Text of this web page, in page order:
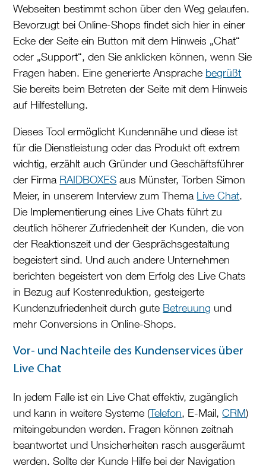
Webseiten bestimmt schon über den Weg gelaufen.
Bevorzugt bei Online-Shops findet sich hier in einer
Ecke der Seite ein Button mit dem Hinweis „Chat“
oder „Support“, den Sie anklicken können, wenn Sie
Fragen haben. Eine generierte Ansprache begrüßt
Sie bereits beim Betreten der Seite mit dem Hinweis
auf Hilfestellung.
Dieses Tool ermöglicht Kundennähe und diese ist
für die Dienstleistung oder das Produkt oft extrem
wichtig, erzählt auch Gründer und Geschäftsführer
der Firma RAIDBOXES aus Münster, Torben Simon
Meier, in unserem Interview zum Thema Live Chat.
Die Implementierung eines Live Chats führt zu
deutlich höherer Zufriedenheit der Kunden, die von
der Reaktionszeit und der Gesprächsgestaltung
begeistert sind. Und auch andere Unternehmen
berichten begeistert von dem Erfolg des Live Chats
in Bezug auf Kostenreduktion, gesteigerte
Kundenzufriedenheit durch gute Betreuung und
mehr Conversions in Online-Shops.
Vor- und Nachteile des Kundenservices über
Live Chat
In jedem Falle ist ein Live Chat effektiv, zugänglich
und kann in weitere Systeme (Telefon, E-Mail,CRM)
miteingebunden werden. Fragen können zeitnah
beantwortet und Unsicherheiten rasch ausgeräumt
werden. Sollte der Kunde Hilfe bei der Navigation